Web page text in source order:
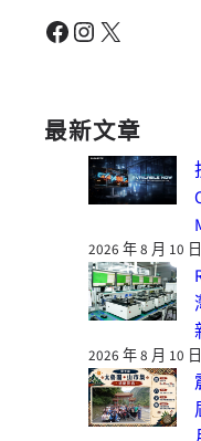
Facebook Instagram X
最新文章
2026 年 8 月 10 日
2026 年 8 月 10 日